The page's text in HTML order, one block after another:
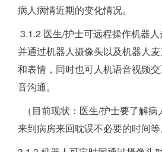
病人病情近期的变化情况。
3.1.2 医生/护士可远程操作机器
并通过机器人摄像头以及机器人
和表情，同时也可人机语音视频
音沟通。
（目前现状：医生/护士要了解
来到病房来回耽误不必要的时间等